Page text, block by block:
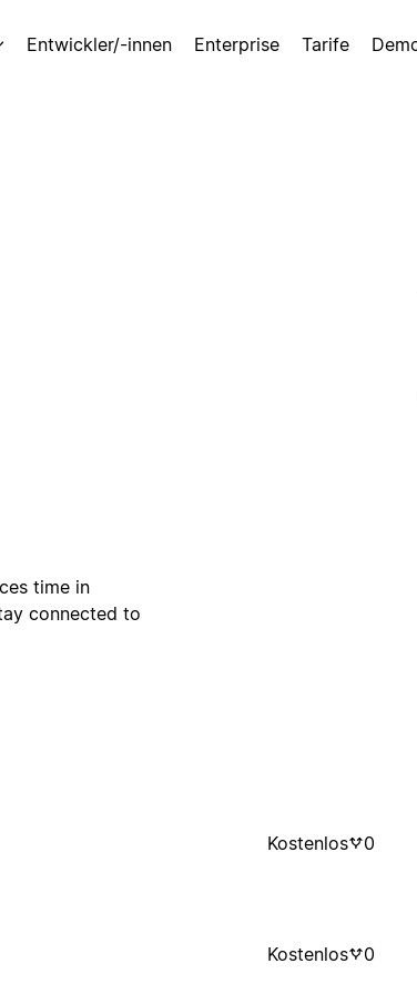
Entwickler/-innen Enterprise Tarife
time in
connected to
Kostenlos 0
Kostenlos 0